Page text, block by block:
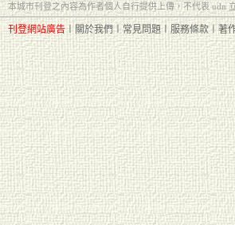
本城市刊登之內容為作者個人自行提供上傳，不代表 udn
刊登網站廣告︱ 關於我們︱ 常見問題 服務條款 ︱ 著